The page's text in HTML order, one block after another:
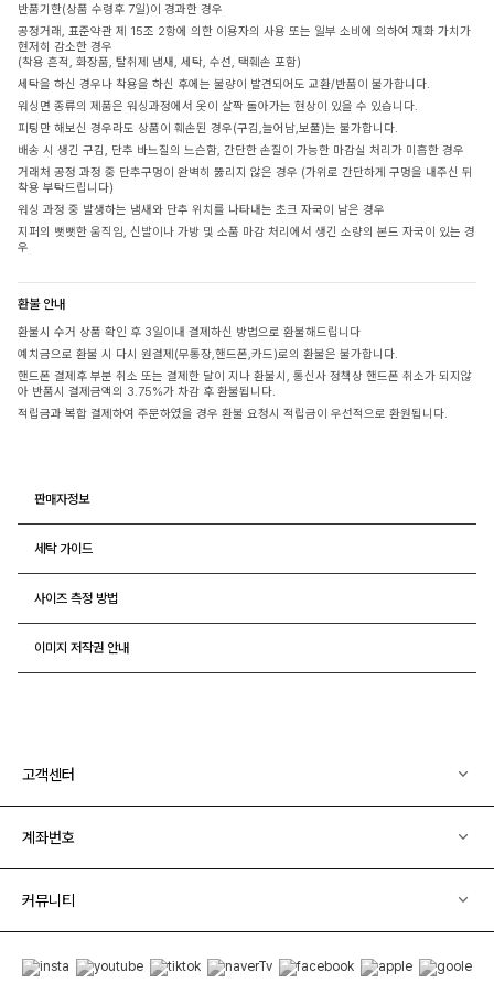
반품기한(상품 수령후 7일)이 경과한 경우
공정거래, 표준약관 제 15조 2항에 의한 이용자의 사용 또는 일부 소비에 의하여 재화 가치가
현저히 감소한 경우
(착용 흔적, 화장품, 탈취제 냄새, 세탁, 수선, 택훼손 포함)
세탁을 하신 경우나 착용을 하신 후에는 불량이 발견되어도 교환/반품이 불가합니다.
워싱면 종류의 제품은 워싱과정에서 옷이 살짝 돌아가는 현상이 있을 수 있습니다.
피팅만 해보신 경우라도 상품이 훼손된 경우(구김,늘어남,보풀)는 불가합니다.
배송 시 생긴 구김, 단추 바느질의 느슨함, 간단한 손질이 가능한 마감실 처리가 미흡한 경우
거래처 공정 과정 중 단추구멍이 완벽히 뚫리지 않은 경우 (가위로 간단하게 구멍을 내주신 뒤
착용 부탁드립니다)
워싱 과정 중 발생하는 냄새와 단추 위치를 나타내는 초크 자국이 남은 경우
지퍼의 뻣뻣한 움직임, 신발이나 가방 및 소품 마감 처리에서 생긴 소량의 본드 자국이 있는 경
우
환불 안내
환불시 수거 상품 확인 후 3일이내 결제하신 방법으로 환불해드립니다
예치금으로 환불 시 다시 원결제(무통장,핸드폰,카드)로의 환불은 불가합니다.
핸드폰 결제후 부분 취소 또는 결제한 달이 지나 환불시, 통신사 정책상 핸드폰 취소가 되지않
아 반품시 결제금액의 3.75%가 차감 후 환불됩니다.
적립금과 복합 결제하여 주문하였을 경우 환불 요청시 적립금이 우선적으로 환원됩니다.
판매자정보
세탁 가이드
사이즈 측정 방법
이미지 저작권 안내
고객센터
계좌번호
커뮤니티